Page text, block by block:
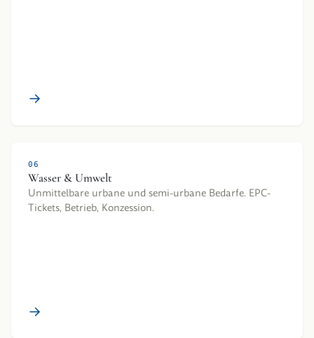
→
06
Wasser & Umwelt
Unmittelbare urbane und semi-urbane Bedarfe. EPC-
Tickets, Betrieb, Konzession.
→